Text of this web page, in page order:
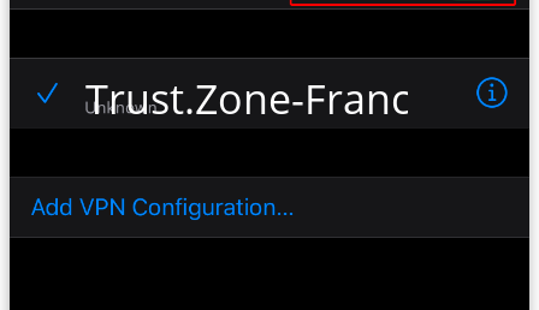
Trust.Zone-France